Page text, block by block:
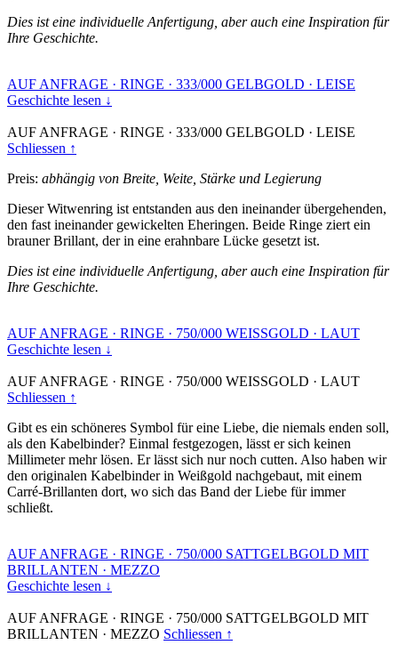
Dies ist eine individuelle Anfertigung, aber auch eine Inspiration für
Ihre Geschichte.
AUF ANFRAGE · RINGE · 333/000 GELBGOLD · LEISE
Geschichte lesen ↓
AUF ANFRAGE · RINGE · 333/000 GELBGOLD · LEISE
Schliessen ↑
Preis: abhängig von Breite, Weite, Stärke und Legierung
Dieser Witwenring ist entstanden aus den ineinander übergehenden,
den fast ineinander gewickelten Eheringen. Beide Ringe ziert ein
brauner Brillant, der in eine erahnbare Lücke gesetzt ist.
Dies ist eine individuelle Anfertigung, aber auch eine Inspiration für
Ihre Geschichte.
AUF ANFRAGE · RINGE · 750/000 WEISSGOLD · LAUT
Geschichte lesen ↓
AUF ANFRAGE · RINGE · 750/000 WEISSGOLD · LAUT
Schliessen ↑
Gibt es ein schöneres Symbol für eine Liebe, die niemals enden soll,
als den Kabelbinder? Einmal festgezogen, lässt er sich keinen
Millimeter mehr lösen. Er lässt sich nur noch cutten. Also haben wir
den originalen Kabelbinder in Weißgold nachgebaut, mit einem
Carré-Brillanten dort, wo sich das Band der Liebe für immer
schließt.
AUF ANFRAGE · RINGE · 750/000 SATTGELBGOLD MIT
BRILLANTEN · MEZZO
Geschichte lesen ↓
AUF ANFRAGE · RINGE · 750/000 SATTGELBGOLD MIT
BRILLANTEN · MEZZO Schliessen ↑